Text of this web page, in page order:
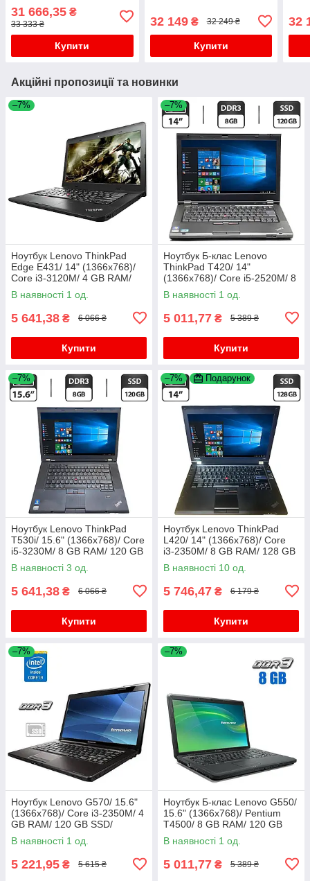
512GB SSD/ RTX 3050
4GB
31 666,35 ₴
33 333 ₴
Купити
RAM/ 256GB SSD/ RTX
3050 4GB
32 149₴ 32 249 ₴
Купити
4GB
32
Акційні пропозиції та новинки
–7%
Ноутбук Lenovo ThinkPad
Edge E431/ 14" (1366x768)/
Core i3-3120M/ 4 GB RAM/
320 GB HDD/ HD 4000
В наявності 1 од.
5 641,38 ₴ 6 066 ₴
Купити
–7%
Ноутбук Б-клас Lenovo
ThinkPad T420/ 14"
(1366x768)/ Core i5-2520M/ 8
GB RAM/ 120 GB SSD/ HD
3000
В наявності 1 од.
5 011,77 ₴ 5 389 ₴
Купити
–7%
Ноутбук Lenovo ThinkPad
T530i/ 15.6" (1366x768)/ Core
i5-3230M/ 8 GB RAM/ 120 GB
SSD/ HD 4000
В наявності 3 од.
5 641,38 ₴ 6 066 ₴
Купити
–7% Подарунок
Ноутбук Lenovo ThinkPad
L420/ 14" (1366x768)/ Core
i3-2350M/ 8 GB RAM/ 128 GB
SSD/ HD 3000
В наявності 10 од.
5 746,47 ₴ 6 179 ₴
Купити
–7%
Ноутбук Lenovo G570/ 15.6"
(1366x768)/ Core i3-2350M/ 4
GB RAM/ 120 GB SSD/
Radeon HD 6370M 1GB
В наявності 1 од.
5 221,95 ₴ 5 615 ₴
–7%
Ноутбук Б-клас Lenovo G550/
15.6" (1366x768)/ Pentium
T4500/ 8 GB RAM/ 120 GB
SSD/ GMA 4500M
В наявності 1 од.
5 011,77 ₴ 5 389 ₴